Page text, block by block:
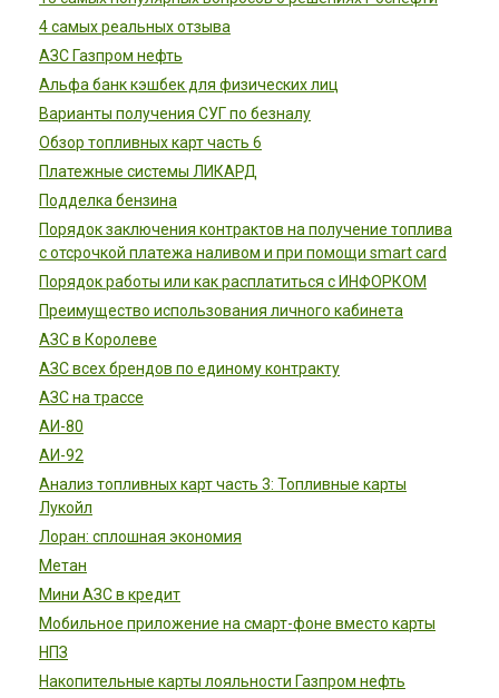
4 самых реальных отзыва
АЗС Газпром нефть
Альфа банк кэшбек для физических лиц
Варианты получения СУГ по безналу
Обзор топливных карт часть 6
Платежные системы ЛИКАРД
Подделка бензина
Порядок заключения контрактов на получение топлива
с отсрочкой платежа наливом и при помощи smart card
Порядок работы или как расплатиться с ИНФОРКОМ
Преимущество использования личного кабинета
АЗС в Королеве
АЗС всех брендов по единому контракту
АЗС на трассе
АИ-80
АИ-92
Анализ топливных карт часть 3: Топливные карты
Лукойл
Лоран: сплошная экономия
Метан
Мини АЗС в кредит
Мобильное приложение на смарт-фоне вместо карты
НПЗ
Накопительные карты лояльности Газпром нефть